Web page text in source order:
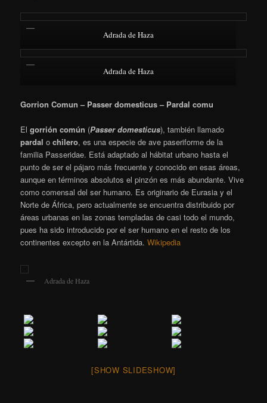
Adrada de Haza
Adrada de Haza
Gorrion Comun – Passer domesticus – Pardal comu
Elgorrión común (Passer domesticus), también llamado
pardal ​ ochilero, ​ es una especie de ave paseriforme de la
familia Passeridae. Está adaptado al hábitat urbano hasta el
punto de ser el pájaro más frecuente y conocido en esas áreas,
aunque en términos absolutos el pinzón es más abundante. Vive
como comensal del ser humano. Es originario de Eurasia y el
Norte de África, pero actualmente se encuentra distribuido por
áreas urbanas en las zonas templadas de casi todo el mundo,
pues ha sido introducido por el ser humano en el resto de los
continentes excepto en la Antártida.Wikipedia
Adrada de Haza
[SHOW SLIDESHOW]